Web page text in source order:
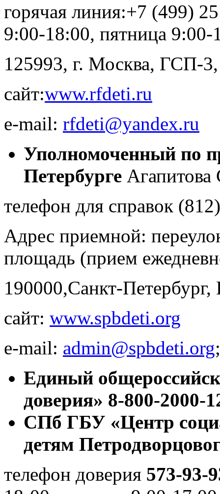
горячая линия:+7 (499)
9:00-18:00, пятница
125993, г. Москва, ГСП-
сайт:www.rfdeti.ru
e-mail: rfdeti@yandex.ru
Уполномоченный по
Петербурге
телефон для справок
Адрес приемной:
площадь (прием
190000,Санкт-
сайт: www.spbdeti.org
e-mail: admin@spbdeti.org
Единый
доверия» 8-800-2000-
СПб ГБУ «Центр
детям
телефон доверия 573-93-